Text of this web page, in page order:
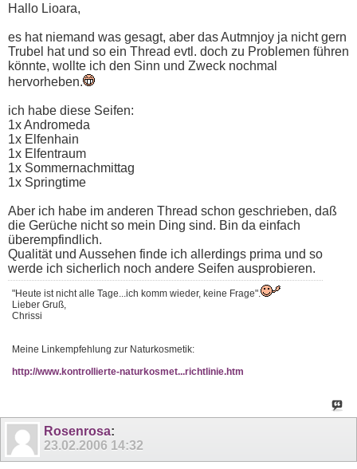
Hallo Lioara,
es hat niemand was gesagt, aber das Autmnjoy ja nicht gern
Trubel hat und so ein Thread evtl. doch zu Problemen führen
könnte, wollte ich den Sinn und Zweck nochmal
hervorheben.
ich habe diese Seifen:
1x Andromeda
1x Elfenhain
1x Elfentraum
1x Sommernachmittag
1x Springtime
Aber ich habe im anderen Thread schon geschrieben, daß
die Gerüche nicht so mein Ding sind. Bin da einfach
überempfindlich.
Qualität und Aussehen finde ich allerdings prima und so
werde ich sicherlich noch andere Seifen ausprobieren.
"Heute ist nicht alle Tage...ich komm wieder, keine Frage".
Lieber Gruß,
Chrissi
Meine Linkempfehlung zur Naturkosmetik:
http://www.kontrollierte-naturkosmet...richtlinie.htm
Rosenrosa:
23.02.2006 14:32